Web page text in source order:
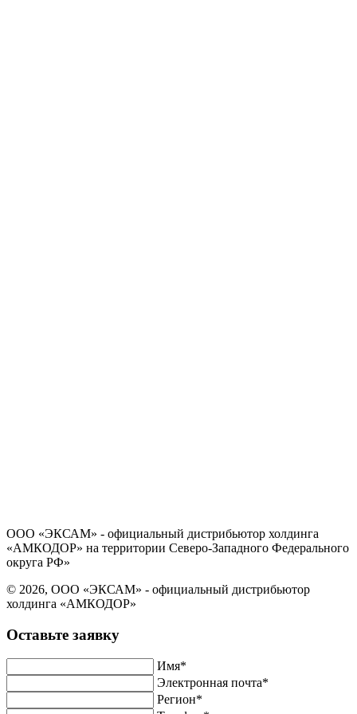
ООО «ЭКСАМ» - официальный дистрибьютор холдинга
«АМКОДОР» на территории Северо-Западного Федерального
округа РФ»
© 2026, ООО «ЭКСАМ» - официальный дистрибьютор
холдинга «АМКОДОР»
Оставьте заявку
Имя*
Электронная почта*
Регион*